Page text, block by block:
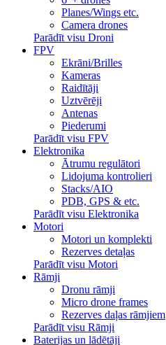
Planes/Wings etc.
Camera drones
Parādīt visu Droni
FPV
Ekrāni/Brilles
Kameras
Raidītāji
Uztvērēji
Antenas
Piederumi
Parādīt visu FPV
Elektronika
Ātrumu regulātori
Lidojuma kontrolieri
Stacks/AIO
PDB, GPS & etc.
Parādīt visu Elektronika
Motori
Motori un komplekti
Rezerves detaļas
Parādīt visu Motori
Rāmji
Dronu rāmji
Micro drone frames
Rezerves daļas rāmjiem
Parādīt visu Rāmji
Baterijas un lādētāji